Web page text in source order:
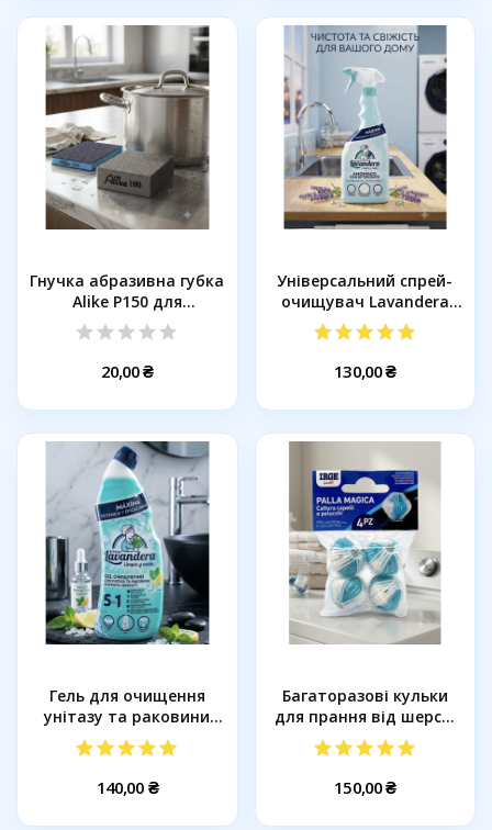
Гнучка абразивна губка
Alike P150 для
видалення...
20,00 ₴
Універсальний спрей-
очищувач Lavandera
Amoníaco...
130,00 ₴
Гель для очищення
унітазу та раковини
Lavandera...
140,00 ₴
Багаторазові кульки
для прання від шерсті
та...
150,00 ₴